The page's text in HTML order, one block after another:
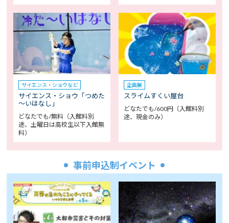
サイエンス・ショウなど
サイエンス・ショウ「つめた
～いはなし」
どなたでも/無料（入館料別
途、土曜日は高校生以下入館無
料）
企画展
スライムすくい屋台
どなたでも/600円（入館料別
途、現金のみ）
事前申込制イベント